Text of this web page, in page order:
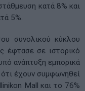
κατά 8% και
5%.
συνολικού κύκλου
έφτασε σε ιστορικό
ανάπτυξη εμπορικά
έχουν συμφωνηθεί
Mall και το 76%